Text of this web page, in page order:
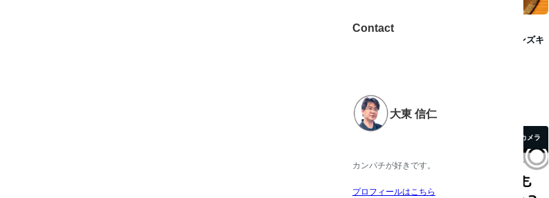
Contact
大東 信仁
カンパチが好きです。
プロフィールはこちら
LEITZ PHONE 1（ライツフォンワン）レンズキ
カメラ